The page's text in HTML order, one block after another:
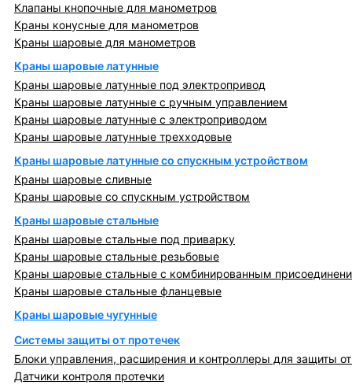
Клапаны кнопочные для манометров
Краны конусные для манометров
Краны шаровые для манометров
Краны шаровые латунные
Краны шаровые латунные под электропривод
Краны шаровые латунные с ручным управлением
Краны шаровые латунные с электроприводом
Краны шаровые латунные трехходовые
Краны шаровые латунные со спускным устройством
Краны шаровые сливные
Краны шаровые со спускным устройством
Краны шаровые стальные
Краны шаровые стальные под приварку
Краны шаровые стальные резьбовые
Краны шаровые стальные с комбинированным
Краны шаровые стальные фланцевые
Краны шаровые чугунные
Системы защиты от протечек
Блоки управления, расширения и контроллеры для защиты
Датчики контроля протечки